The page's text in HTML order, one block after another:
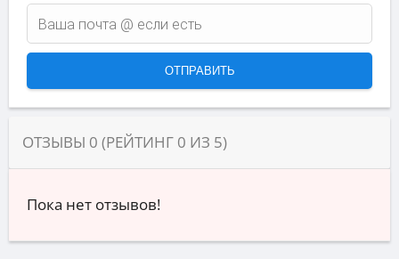
ОТЗЫВЫ 0 (РЕЙТИНГ 0 ИЗ 5)
Пока нет отзывов!